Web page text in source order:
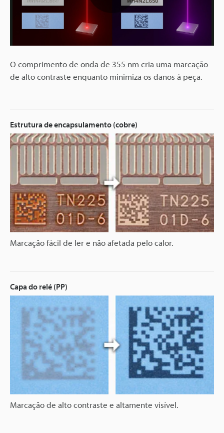
Play
Video
O comprimento de onda de 355 nm cria uma marcação
de alto contraste enquanto minimiza os danos à peça.
Estrutura de encapsulamento (cobre)
Marcação fácil de ler e não afetada pelo calor.
Capa do relé (PP)
Marcação de alto contraste e altamente visível.